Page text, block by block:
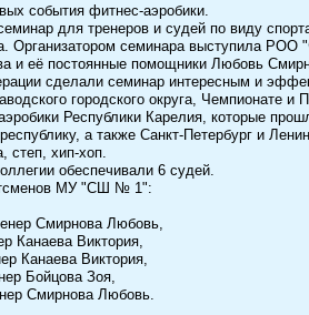
события фитнес-аэробики.
для тренеров и судей по виду
Организатором семинара выступила РОО
и её постоянные помощники Любовь
сделали семинар интересным и
городского округа, Чемпионате и
Республики Карелия, которые
а также Санкт-Петербург и
степ, хип-хоп.
обеспечивали 6 судей.
МУ "СШ № 1":
Смирнова Любовь,
Канаева Виктория,
Канаева Виктория,
Бойцова Зоя,
Смирнова Любовь.